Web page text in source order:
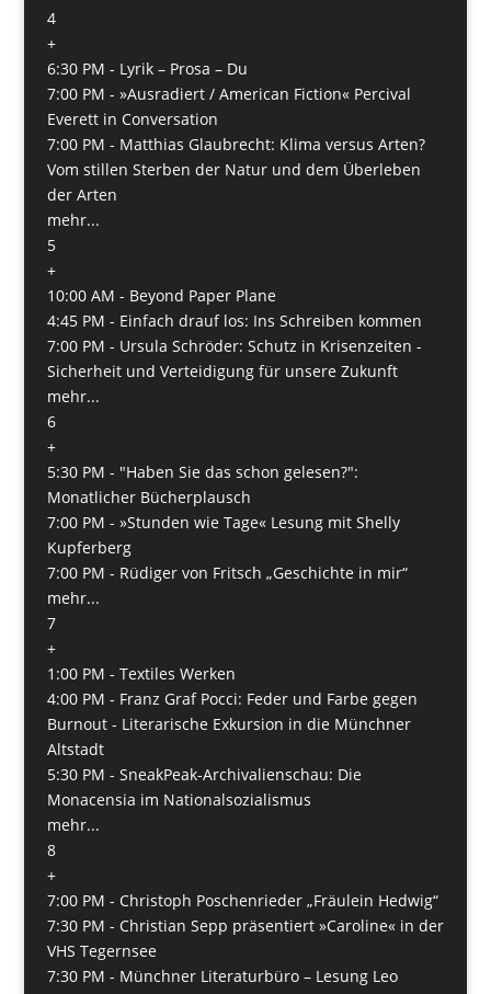
4
+
6:30 PM - Lyrik – Prosa – Du
7:00 PM - »Ausradiert / American Fiction« Percival
Everett in Conversation
7:00 PM - Matthias Glaubrecht: Klima versus Arten?
Vom stillen Sterben der Natur und dem Überleben
der Arten
mehr...
5
+
10:00 AM - Beyond Paper Plane
4:45 PM - Einfach drauf los: Ins Schreiben kommen
7:00 PM - Ursula Schröder: Schutz in Krisenzeiten -
Sicherheit und Verteidigung für unsere Zukunft
mehr...
6
+
5:30 PM - "Haben Sie das schon gelesen?":
Monatlicher Bücherplausch
7:00 PM - »Stunden wie Tage« Lesung mit Shelly
Kupferberg
7:00 PM - Rüdiger von Fritsch „Geschichte in mir“
mehr...
7
+
1:00 PM - Textiles Werken
4:00 PM - Franz Graf Pocci: Feder und Farbe gegen
Burnout - Literarische Exkursion in die Münchner
Altstadt
5:30 PM - SneakPeak-Archivalienschau: Die
Monacensia im Nationalsozialismus
mehr...
8
+
7:00 PM - Christoph Poschenrieder „Fräulein Hedwig“
7:30 PM - Christian Sepp präsentiert »Caroline« in der
VHS Tegernsee
7:30 PM - Münchner Literaturbüro – Lesung Leo